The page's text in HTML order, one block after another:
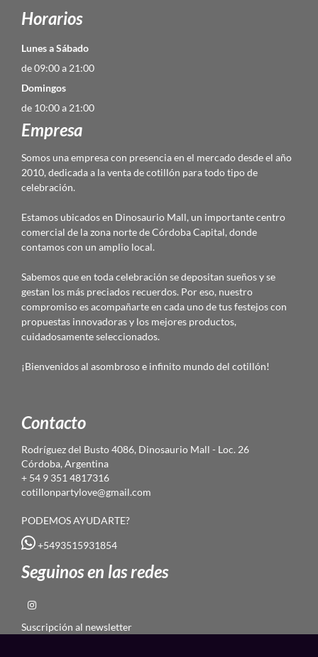
Horarios
Lunes a Sábado
de 09:00 a 21:00
Domingos
de 10:00 a 21:00
Empresa
Somos una empresa con presencia en el mercado desde el año
2010, dedicada a la venta de cotillón para todo tipo de
celebración.
Estamos ubicados en Dinosaurio Mall, un importante centro
comercial de la zona norte de Córdoba Capital, donde
contamos con un amplio local.
Sabemos que en toda celebración se depositan sueños y se
gestan los más preciados recuerdos. Por eso, nuestro
compromiso es acompañarte en cada uno de tus festejos con
propuestas innovadoras y los mejores productos,
cuidadosamente seleccionados.
¡Bienvenidos al asombroso e infinito mundo del cotillón!
Contacto
Rodríguez del Busto 4086, Dinosaurio Mall - Loc. 26
Córdoba, Argentina
+ 54 9 351 4817316
cotillonpartylove@gmail.com
PODEMOS AYUDARTE?
+5493515931854
Seguinos en las redes
Suscripción al newsletter